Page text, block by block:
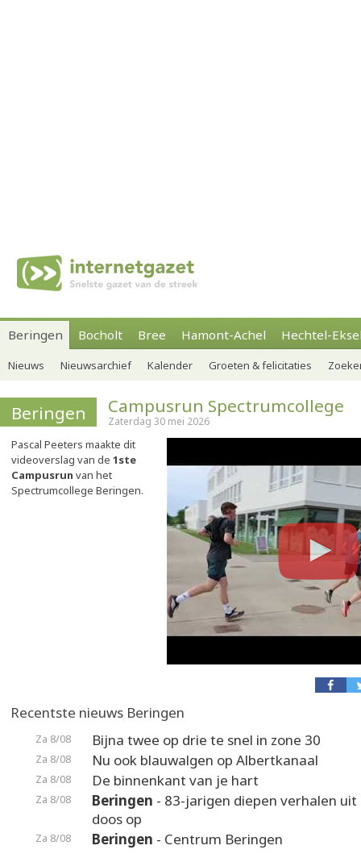
Beringen Bocholt Bree Hamont-Achel Hechtel-
Nieuws Nieuwsarchief Kalender Groeten & felicitaties
Beringen Campusrun Spectrumcollege
Zaterdag 30 mei 2026
Pascal Peeters maakte dit
videoverslag van de 1ste
Campusrun van het
Spectrumcollege Beringen.
Recentste nieuws Beringen
Za 8/08 Bijna twee op drie te snel in zone 30
Za 8/08 Nu ook blauwalgen op Albertkanaal
Za 8/08 De binnenkant van je hart
Za 8/08 Beringen - 83-jarigen diepen verhalen uit
doos op
Za 8/08 Beringen - Centrum Beringen